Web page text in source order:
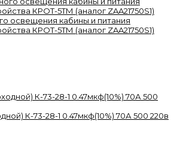
освещения кабины и питания
КРОТ-5ТМ (аналог ZAA21750S1)
К-73-28-1 0.47мкф(10%) 70А 500 220в